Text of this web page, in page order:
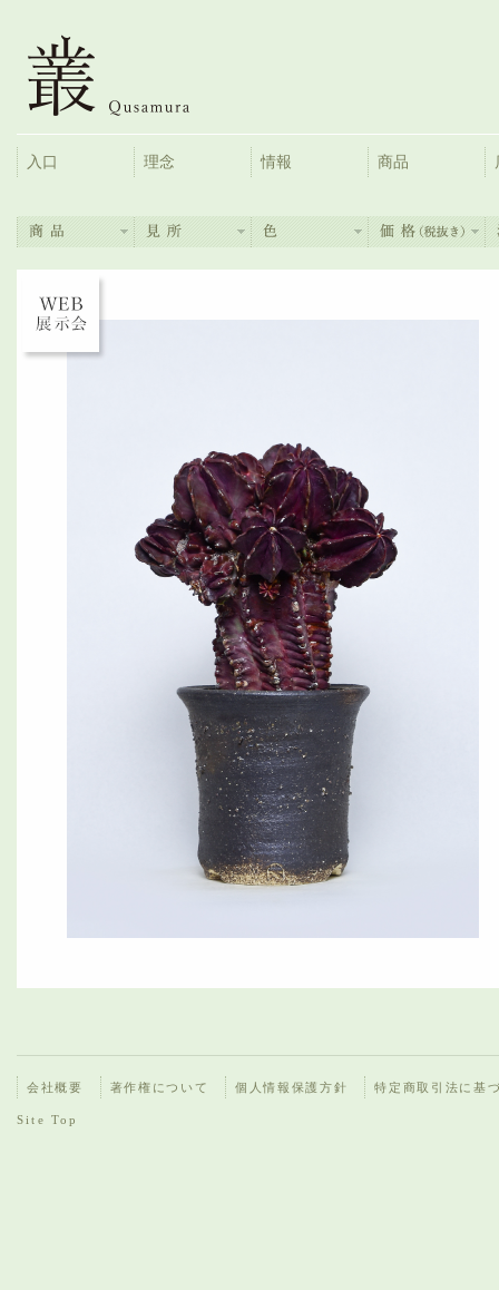
入口 理念 情報 商品
会社概要 著作権について 個人情報保護方針 特定商取引法に基
Site Top